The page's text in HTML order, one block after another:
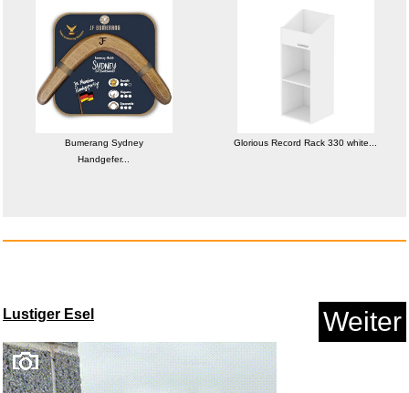
Planet des Todes...
Bumerang Sydney
Handgefer...
Glorious Record Rack 330 white...
Lustiger Esel Weiter